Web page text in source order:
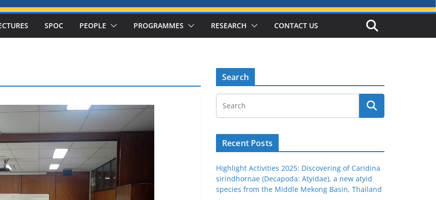
SPOC PEOPLE PROGRAMMES RESEARCH CONTACT US
Search
Recent Posts
Highlight Activities 2025: Discovering of Caridina
sirindhornae (Decapoda: Atyidae), a new atyid
species from the Middle Mekong Basin, Thailand